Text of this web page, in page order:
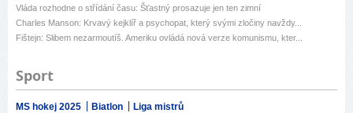
Vláda rozhodne o střídání času: Šťastný prosazuje jen ten zimní
Charles Manson: Krvavý kejklíř a psychopat, který svými zločiny navždy...
Fištejn: Slibem nezarmoutíš. Ameriku ovládá nová verze komunismu, kter...
Sport
MS hokej 2025 Biatlon Liga mistrů